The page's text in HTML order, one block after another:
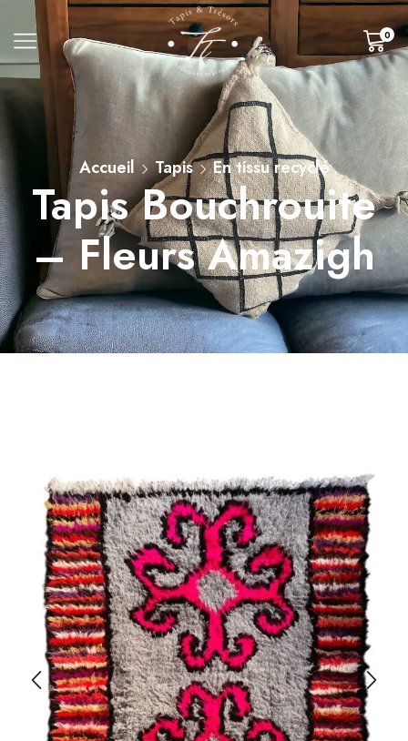
0
Accueil Tapis En tissu recyclé
Tapis Bouchrouite
– Fleurs Amazigh